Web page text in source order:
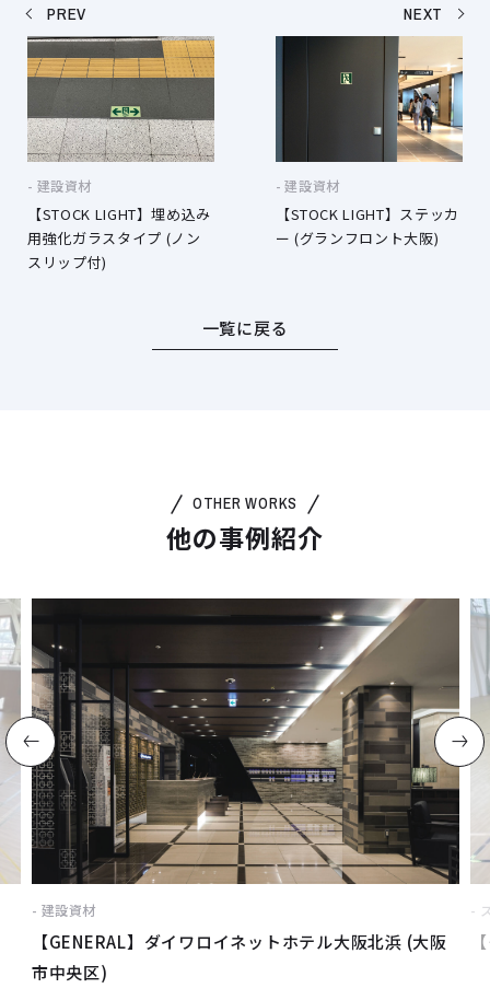
PREV
建設資材
【STOCK LIGHT】埋め込み
用強化ガラスタイプ (ノン
スリップ付)
NEXT
建設資材
【STOCK LIGHT】ステッカ
ー (グランフロント大阪)
一覧に戻る
OTHER WORKS
他の事例紹介
建設資材
【GENERAL】ダイワロイネットホテル大阪北浜 (大阪
市中央区)